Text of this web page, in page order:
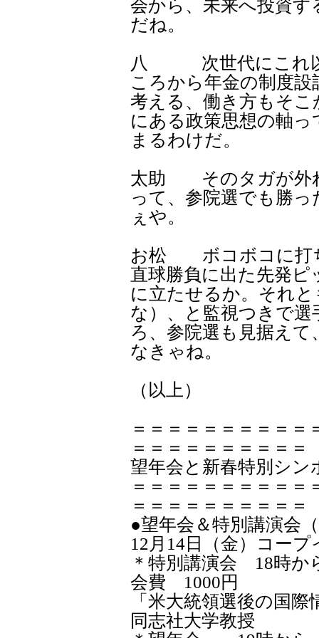
会から、未来へ投資
だね。
八 次世代にこれ以
ころから年金の制度
考える、働き方もそ
にある政策思想の軸
まるわけだ。
太助 そのタガが外
って、参院選でも勝
ぇや。
お松 ボコボコに打
直球勝負に出た先発
に立たせるか。それ
な）、と監視つきで
ろ、参院選も見据え
なきゃね。
（以上）
＝＝＝＝＝＝＝＝＝＝
＝＝＝＝＝＝＝＝＝＝
望年会と新春特別シ
＝＝＝＝＝＝＝＝＝＝
＝＝＝＝＝＝＝＝＝＝
●望年会＆特別講演会
12月14日（金）コープ
＊特別講演会 18時
会費 1000円
「米大統領選後の国
同志社大学教授